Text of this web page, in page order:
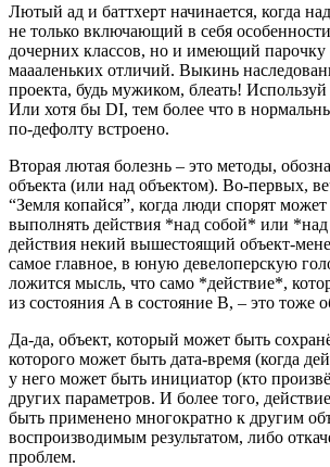
Лютый ад и баттхерт начинается, когда
не только включающий в себя
дочерних классов, но и имеющий парочку
маааленьких отличий. Выкинь
проекта, будь мужиком, блеать!
Или хотя бы DI, тем более что в
по-дефолту встроено.
Вторая лютая болезнь – это методы,
объекта (или над объектом). Во-первых,
“Земля копайся”, когда люди спорят
выполнять действия *над собой* или
действия некий вышестоящий объект-
самое главное, в юную девелоперскую
ложится мысль, что само *действие*,
из состояния A в состояние B, – это тоже
Да-да, объект, который может быть
которого может быть дата-время (когда
у него может быть инициатор (кто
других параметров. И более того,
быть применено многократно к другим
воспроизводимым результатом, либо
проблем.